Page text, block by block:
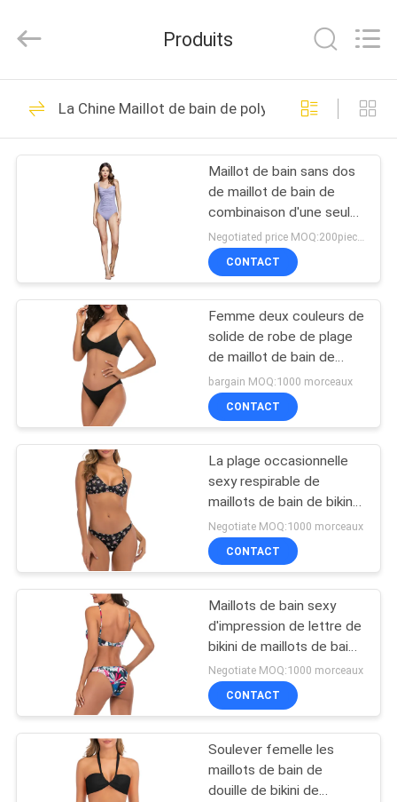
MAISON
PRODUITS
NOUS
VISITE
D'USINE
CONTRÔLE
QUALITÉ
CONTACTEZ-
NOUS
NOUVELLES
DEMANDEZ
UNE
CITATION
Textile
Trading
All
Reserved.
Tissus de coton de
polyester
27
Tissu d'impression
de polyester
23
Tissu de rideau en
polyester
Couverture
imprimée de
coussin
20
Produits
La Chine Maillot de bain de polyester
Maillot de bain sans dos
de maillot de bain de
combinaison d'une seule
pièce de femmes de
crépon de coton
Negotiated price MOQ:200pieces
CONTACT
Femme deux couleurs de
solide de robe de plage
de maillot de bain de
polyester de morceaux
sexy
bargain MOQ:1000 morceaux
CONTACT
La plage occasionnelle
sexy respirable de
maillots de bain de bikinis
portent anti UV
Negotiate MOQ:1000 morceaux
CONTACT
Maillots de bain sexy
d'impression de lettre de
bikini de maillots de bain
de 2 morceaux de maillot
de bain de luxe de
polyester
Negotiate MOQ:1000 morceaux
CONTACT
Soulever femelle les
maillots de bain de
douille de bikini de